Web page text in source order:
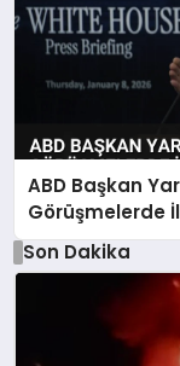
ABD Başkan
Görüşmelerde
Son Dakika